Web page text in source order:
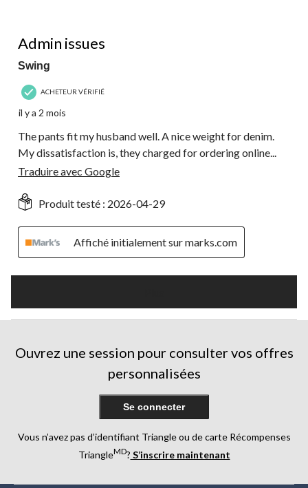
Admin issues
Swing
ACHETEUR VÉRIFIÉ
il y a 2 mois
The pants fit my husband well. A nice weight for denim.
My dissatisfaction is, they charged for ordering online...
Traduire avec Google
Produit testé : 2026-04-29
Affiché initialement sur marks.com
Ouvrez une session pour consulter vos offres
personnalisées
Se connecter
Vous n’avez pas d’identifiant Triangle ou de carte Récompenses
TriangleMD? S’inscrire maintenant